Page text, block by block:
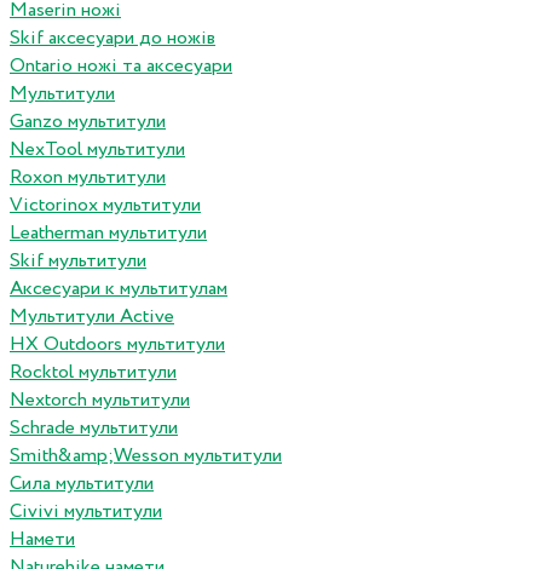
Maserin ножі
Skif аксесуари до ножів
Ontario ножі та аксесуари
Мультитули
Ganzo мультитули
NexTool мультитули
Roxon мультитули
Victorinox мультитули
Leatherman мультитули
Skif мультитули
Аксесуари к мультитулам
Мультитули Active
HX Outdoors мультитули
Rocktol мультитули
Nextorch мультитули
Schrade мультитули
Smith&amp;Wesson мультитули
Сила мультитули
Civivi мультитули
Намети